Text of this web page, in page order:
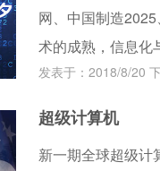
网、中国制造
术的成熟，信息化
的同时，也带来了
发表于：2018/8/20
超级计算机
新一期全球超级计